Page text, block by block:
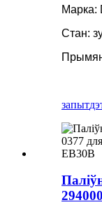
Марка:
Стан:
запыт